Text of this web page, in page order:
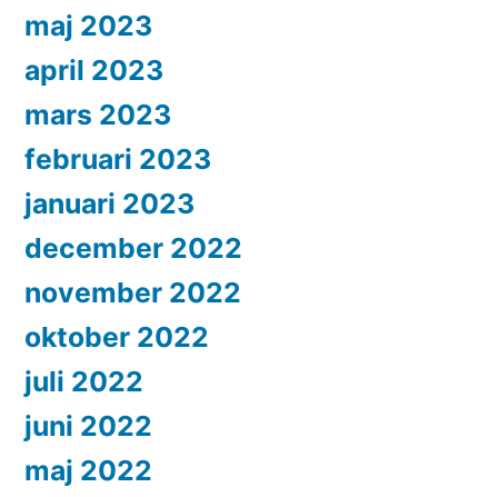
maj 2023
april 2023
mars 2023
februari 2023
januari 2023
december 2022
november 2022
oktober 2022
juli 2022
juni 2022
maj 2022